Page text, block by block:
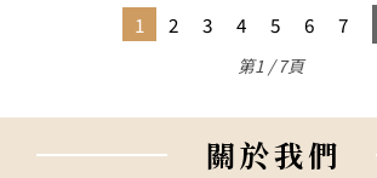
1 2 3 4 5 6 7
第1 / 7頁
關於我們